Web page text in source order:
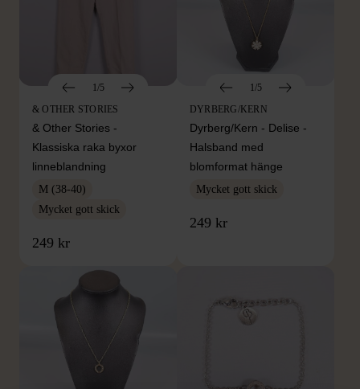
1/5
& OTHER STORIES
& Other Stories -
Klassiska raka byxor
linneblandning
M (38-40)
Mycket gott skick
249 kr
1/5
DYRBERG/KERN
Dyrberg/Kern - Delise -
Halsband med
blomformat hänge
Mycket gott skick
249 kr